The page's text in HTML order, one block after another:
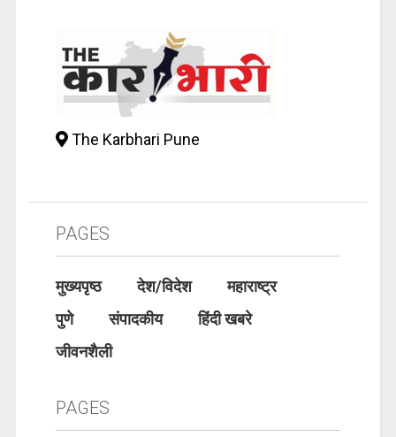
The Karbhari Pune
PAGES
मुख्यपृष्ठ देश/विदेश
महाराष्ट्र
पुणे
संपादकीय
हिंदी खबरे
जीवनशैली
PAGES